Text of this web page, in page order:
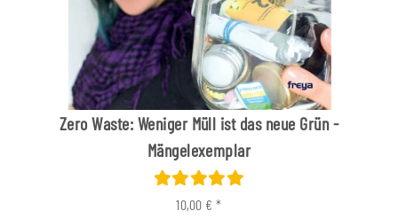
Zero Waste: Weniger Müll ist das neue Grün -
Mängelexemplar
10,00 €*